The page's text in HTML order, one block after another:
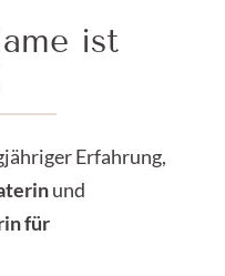
ist
Erfahrung,
und
für